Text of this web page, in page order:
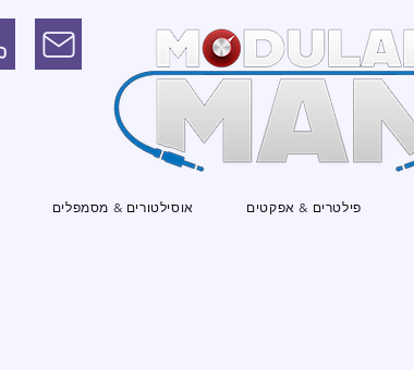
אוסילטורים & מסמפלים פילטרים & אפקטים